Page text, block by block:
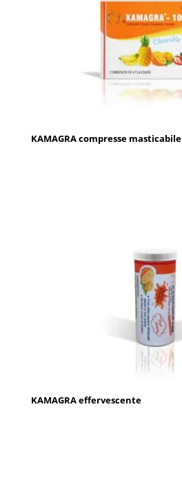
KAMAGRA compresse masticabile
KAMAGRA effervescente